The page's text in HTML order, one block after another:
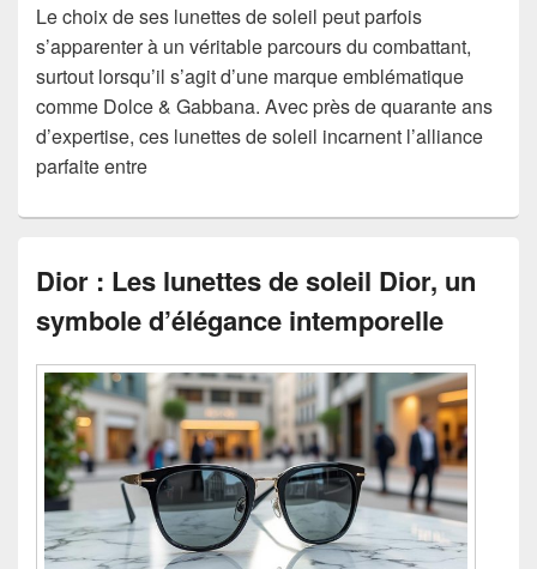
Le choix de ses lunettes de soleil peut parfois
s’apparenter à un véritable parcours du combattant,
surtout lorsqu’il s’agit d’une marque emblématique
comme Dolce & Gabbana. Avec près de quarante ans
d’expertise, ces lunettes de soleil incarnent l’alliance
parfaite entre
Dior : Les lunettes de soleil Dior, un
symbole d’élégance intemporelle